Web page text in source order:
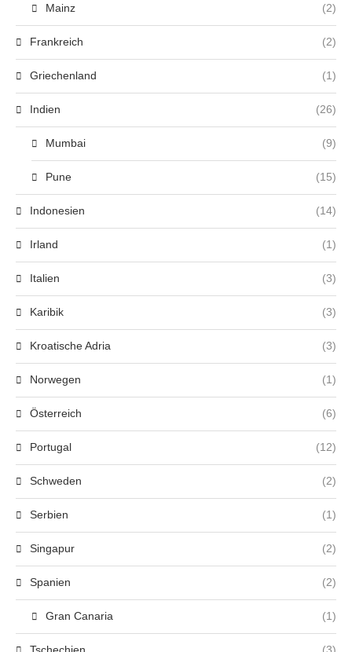
Mainz (2)
Frankreich (2)
Griechenland (1)
Indien (26)
Mumbai (9)
Pune (15)
Indonesien (14)
Irland (1)
Italien (3)
Karibik (3)
Kroatische Adria (3)
Norwegen (1)
Österreich (6)
Portugal (12)
Schweden (2)
Serbien (1)
Singapur (2)
Spanien (2)
Gran Canaria (1)